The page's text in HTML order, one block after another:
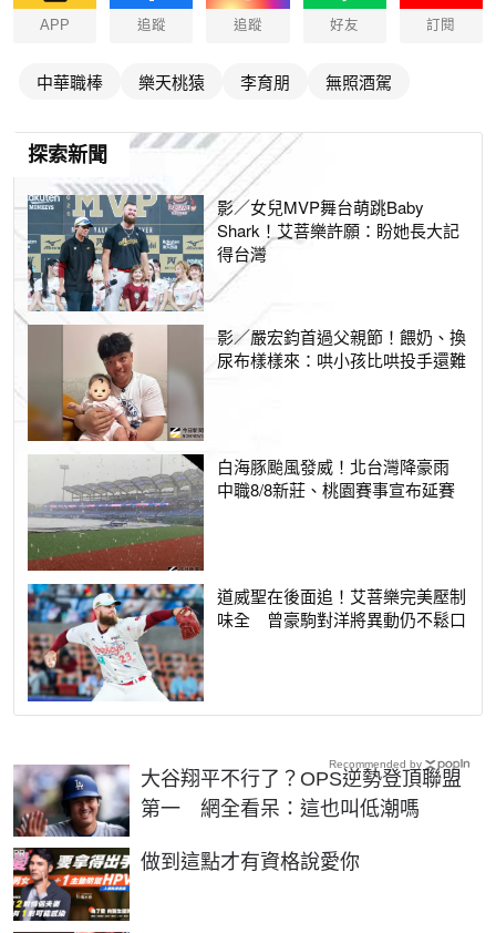
APP 追蹤 追蹤 好友 訂閱
中華職棒 樂天桃猿 李育朋 無照酒駕
探索新聞
影／女兒MVP舞台萌跳Baby
Shark！艾菩樂許願：盼她長大記
得台灣
影／嚴宏鈞首過父親節！餵奶、換
尿布樣樣來：哄小孩比哄投手還難
白海豚颱風發威！北台灣降豪雨
中職8/8新莊、桃園賽事宣布延賽
道威聖在後面追！艾菩樂完美壓制
味全 曾豪駒對洋將異動仍不鬆口
大谷翔平不行了？OPS逆勢登頂聯盟
第一 網全看呆：這也叫低潮嗎
做到這點才有資格說愛你
PR
Recommended by